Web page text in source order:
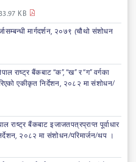
KB
मार्गदर्शन, २०७९ (चौथो संशोधन
बैंकबाट “क”, “ख” र “ग” वर्गका
एकीकृत निर्देशन, २०८२ मा संशोधन/
राष्ट्र बैंकबाट इजाजतपत्रप्राप्त पूर्वाधार
२०८२ मा संशोधन/परिमार्जन/थप ।